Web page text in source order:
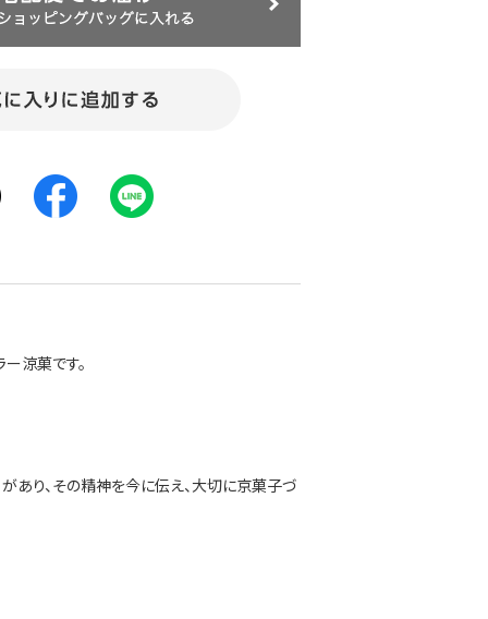
涼菓です。
あり、その精神を今に伝え、大切に京菓子づ